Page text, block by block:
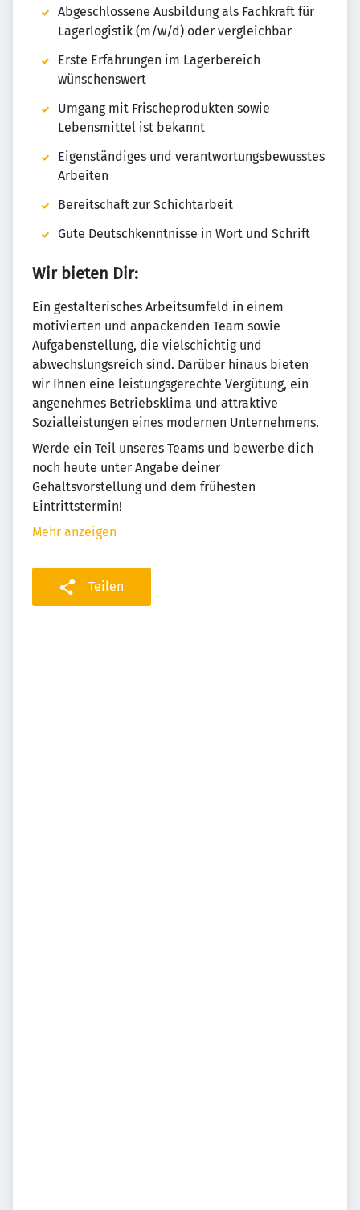
Abgeschlossene Ausbildung als Fachkraft für
Lagerlogistik (m/w/d) oder vergleichbar
Erste Erfahrungen im Lagerbereich
wünschenswert
Umgang mit Frischeprodukten sowie
Lebensmittel ist bekannt
Eigenständiges und verantwortungsbewusstes
Arbeiten
Bereitschaft zur Schichtarbeit
Gute Deutschkenntnisse in Wort und Schrift
Wir bieten Dir:
Ein gestalterisches Arbeitsumfeld in einem
motivierten und anpackenden Team sowie
Aufgabenstellung, die vielschichtig und
abwechslungsreich sind. Darüber hinaus bieten
wir Ihnen eine leistungsgerechte Vergütung, ein
angenehmes Betriebsklima und attraktive
Sozialleistungen eines modernen Unternehmens.
Werde ein Teil unseres Teams und bewerbe dich
noch heute unter Angabe deiner
Gehaltsvorstellung und dem frühesten
Eintrittstermin!
Mehr anzeigen
Teilen